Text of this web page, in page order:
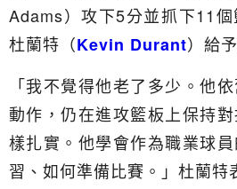
Adams）攻下5分並抓下11個
杜蘭特（Kevin Durant）給
「我不覺得他老了多少。他
動作，仍在進攻籃板上保持
樣扎實。他學會作為職業球
習、如何準備比賽。」杜蘭特